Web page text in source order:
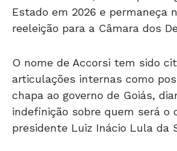
Estado em 2026 e permaneça
reeleição para a Câmara dos
O nome de Accorsi tem sido
articulações internas como
chapa ao governo de Goiás,
indefinição sobre quem será o
presidente Luiz Inácio Lula da